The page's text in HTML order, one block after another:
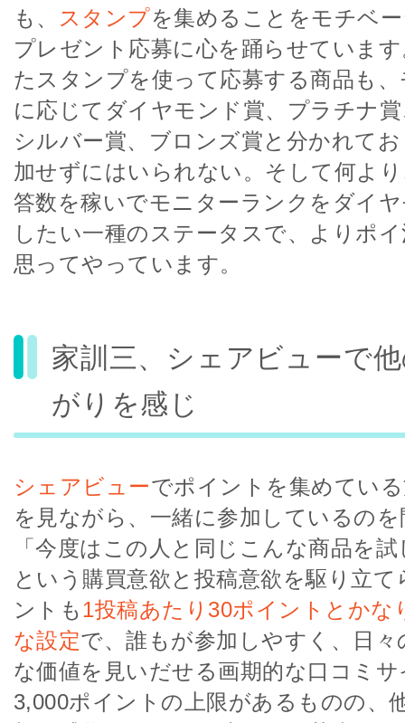
も、
スタンプを集めることをモチベ
プレゼント応募に心を踊らせていま
たスタンプを使って応募する商品も
に応じてダイヤモンド賞、プラチナ
シルバー賞、ブロンズ賞と分かれて
加せずにはいられない。そして何よ
答数を稼いでモニターランクをダイ
したい一種のステータスで、よりポ
思ってやっています。
家訓三、シェアビューで
がりを感じ
シェアビューでポイントを集めてい
を見ながら、一緒に参加しているの
「今度はこの人と同じこんな商品を
という購買意欲と投稿意欲を駆り立
ントも 1投稿あたり30ポイントとかな
な設定で、誰もが参加しやすく、日
な価値を見いだせる画期的な口コミ
3,000ポイントの上限があるものの、